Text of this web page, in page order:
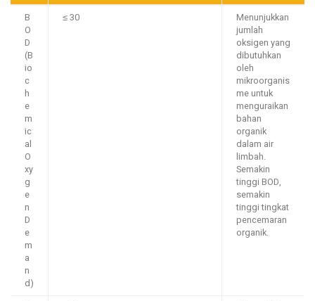
B
O
D
(B
io
c
h
e
m
ic
al
O
xy
g
e
n
D
e
m
a
n
d)
≤ 30
Menunjukkan
jumlah
oksigen yang
dibutuhkan
oleh
mikroorganis
me untuk
menguraikan
bahan
organik
dalam air
limbah.
Semakin
tinggi BOD,
semakin
tinggi tingkat
pencemaran
organik.